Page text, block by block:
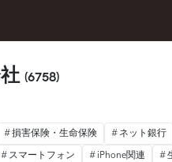
(6758)
損害保険・生命保険 ネット銀行
スマートフォン iPhone関連